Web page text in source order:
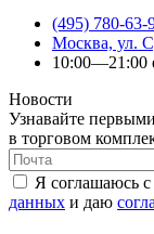
(495) 780-63-
Москва, ул.
10:00—21:00
Новости
Узнавайте
в торговом
Я соглашаюсь с
данных и даю